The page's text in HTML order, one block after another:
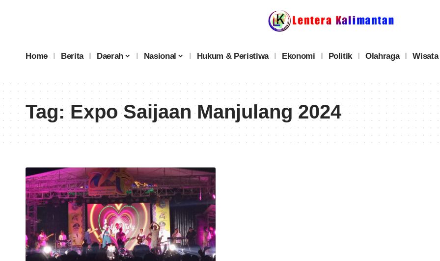
Home Berita Daerah Nasional Hukum & Peristiwa Ekonomi Politik Olahraga Wisata
Tag:Expo Saijaan Manjulang 2024